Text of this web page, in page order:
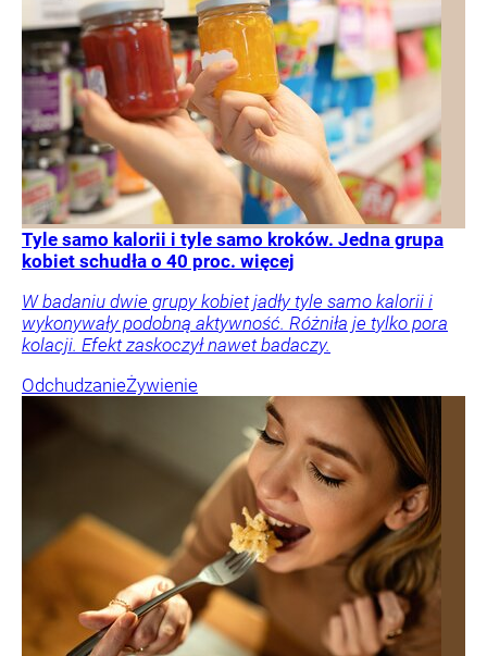
Tyle samo kalorii i tyle samo kroków. Jedna grupa
kobiet schudła o 40 proc. więcej
W badaniu dwie grupy kobiet jadły tyle samo kalorii i
wykonywały podobną aktywność. Różniła je tylko pora
kolacji. Efekt zaskoczył nawet badaczy.
OdchudzanieŻywienie